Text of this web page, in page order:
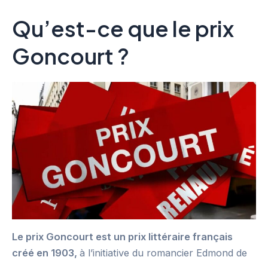
Qu’est-ce que le prix
Goncourt ?
Le prix Goncourt est un prix littéraire français
créé en 1903, à l’initiative du romancier Edmond de